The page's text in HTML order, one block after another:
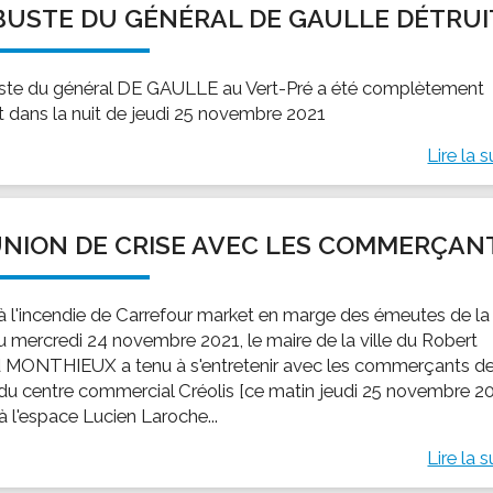
EMPLOI
Offres d'emploi
SOCIAL-SOLIDARITÉ
Le Centre Communal d'Action Social
Cohésion Sociale
Epicerie sociale et solidaire "Rayon de Soleil"
Bornes de collecte de l'ACISE
locale
et le lycée
local des jeunes
famille
maternelles
LE SERVICE CULTUREL
Guide des
DU GÉNÉRAL DE GAULLE
du général DE GAULLE au Vert-Pré a été complètement
dans la nuit de jeudi 25 novembre 2021
Lire la
DE CRISE AVEC LES
l'incendie de Carrefour market en marge des émeutes de la
mercredi 24 novembre 2021, le maire de la ville du Robert
MONTHIEUX a tenu à s'entretenir avec les commerçants
centre commercial Créolis [ce matin jeudi 25 novembre
l'espace Lucien Laroche...
Lire la